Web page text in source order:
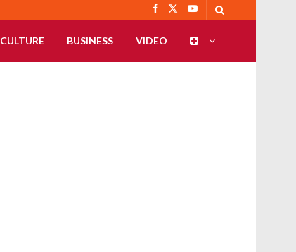
CULTURE BUSINESS VIDEO